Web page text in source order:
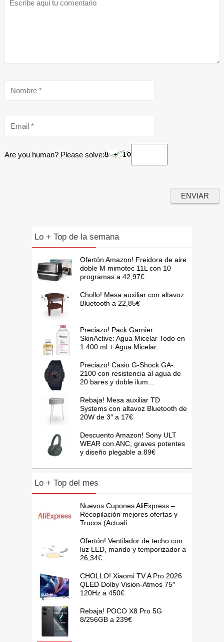
Are you human? Please solve:
Lo + Top de la semana
Ofertón Amazon! Freidora de aire
doble M mimotec 11L con 10
programas a 42,97€
Chollo! Mesa auxiliar con altavoz
Bluetooth a 22,85€
Preciazo! Pack Garnier
SkinActive: Agua Micelar Todo en
1 400 ml + Agua Micelar...
Preciazo! Casio G-Shock GA-
2100 con resistencia al agua de
20 bares y doble ilum...
Rebaja! Mesa auxiliar TD
Systems con altavoz Bluetooth de
20W de 3″ a 17€
Descuento Amazon! Sony ULT
WEAR con ANC, graves potentes
y diseño plegable a 89€
Lo + Top del mes
Nuevos Cupones AliExpress –
Recopilación mejores ofertas y
Trucos (Actuali...
Ofertón! Ventilador de techo con
luz LED, mando y temporizador a
26,34€
CHOLLO! Xiaomi TV A Pro 2026
QLED Dolby Vision-Atmos 75″
120Hz a 450€
Rebaja! POCO X8 Pro 5G
8/256GB a 239€